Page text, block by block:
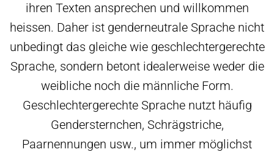
ihren Texten ansprechen und willkommen
heissen. Daher ist genderneutrale Sprache nicht
unbedingt das gleiche wie geschlechtergerechte
Sprache, sondern betont idealerweise weder die
weibliche noch die männliche Form.
Geschlechtergerechte Sprache nutzt häufig
Gendersternchen, Schrägstriche,
Paarnennungen usw., um immer möglichst